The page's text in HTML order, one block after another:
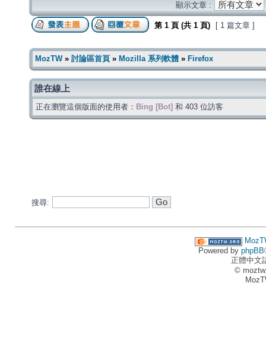
顯示文章 :
第 1 頁 (共 1 頁) [ 1 篇文章 ]
MozTW» 討論區首頁 » Mozilla 系列軟體 » Firefox
誰在線上
正在瀏覽這個版面的使用者： Bing [Bot] 和 403 位訪客
搜尋:
Powered by phpBB
正體中文
©